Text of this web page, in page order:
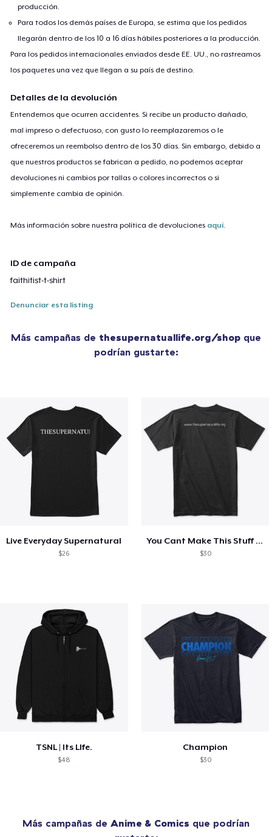
producción.
Para todos los demás países de Europa, se estima que los pedidos
llegarán dentro de los 10 a 16 días hábiles posteriores a la producción.
Para los pedidos internacionales enviados desde EE. UU., no rastreamos
los paquetes una vez que llegan a su país de destino.
Detalles de la devolución
Entendemos que ocurren accidentes. Si recibe un producto dañado,
mal impreso o defectuoso, con gusto lo reemplazaremos o le
ofreceremos un reembolso dentro de los 30 días. Sin embargo, debido a
que nuestros productos se fabrican a pedido, no podemos aceptar
devoluciones ni cambios por tallas o colores incorrectos o si
simplemente cambia de opinión.
Más información sobre nuestra política de devoluciones aquí.
ID de campaña
faithitist-t-shirt
Denunciar esta listing
Más campañas de thesupernatuallife.org/shop que
podrían gustarte:
Live Everyday Supernatural
$26
You Cant Make This Stuff Up!
$30
TSNL | Its LIfe.
$48
Champion
$30
Más campañas de Anime & Comics que podrían